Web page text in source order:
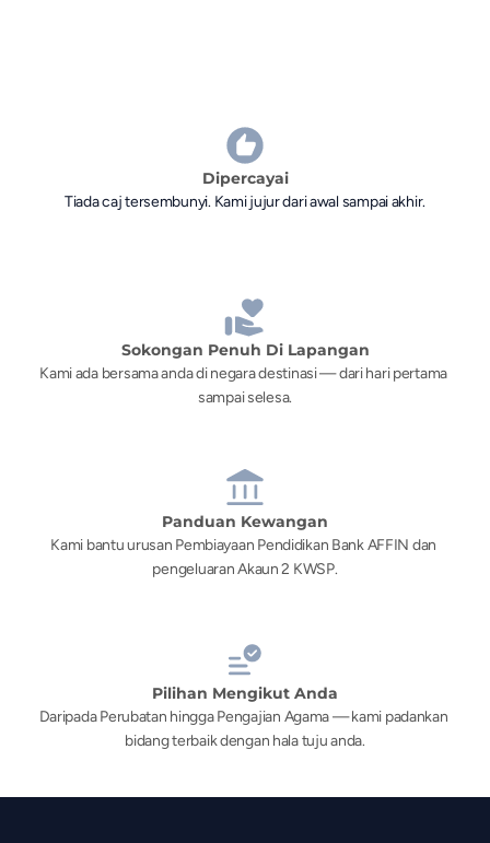
Dipercayai
Tiada caj tersembunyi. Kami jujur dari awal sampai akhir.
Sokongan Penuh Di Lapangan
Kami ada bersama anda di negara destinasi — dari hari pertama
sampai selesa.
Panduan Kewangan
Kami bantu urusan Pembiayaan Pendidikan Bank AFFIN dan
pengeluaran Akaun 2 KWSP.
Pilihan Mengikut Anda
Daripada Perubatan hingga Pengajian Agama — kami padankan
bidang terbaik dengan hala tuju anda.